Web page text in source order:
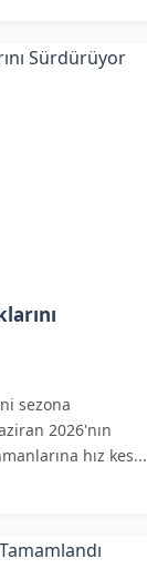
sezona
2026'nın
hız kes...